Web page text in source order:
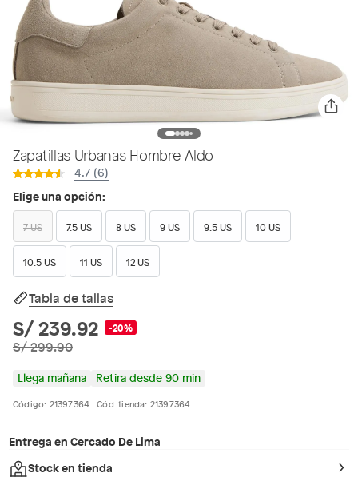
Zapatillas Urbanas Hombre Aldo
4.7 (6)
Elige una opción:
7 US 7.5 US 8 US 9 US 9.5 US 10 US
10.5 US 11 US 12 US
Tabla de tallas
S/ 239.92 -20%
S/ 299.90
Llega mañana Retira desde 90 min
Código: 21397364 Cód. tienda: 21397364
Entrega en Cercado De Lima
Stock en tienda